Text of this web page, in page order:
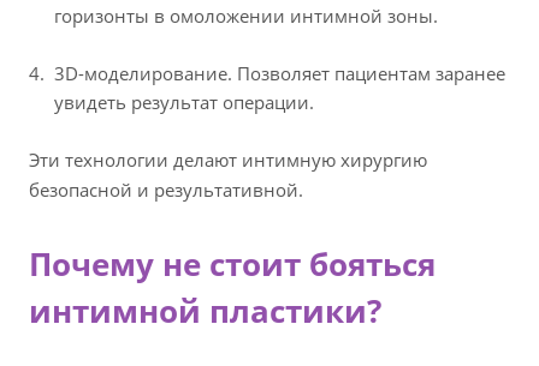
горизонты в омоложении интимной зоны.
3D-моделирование. Позволяет пациентам заранее
увидеть результат операции.
Эти технологии делают интимную хирургию
безопасной и результативной.
Почему не стоит бояться
интимной пластики?